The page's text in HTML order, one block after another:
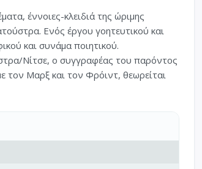
έννοιες-κλειδιά της ώριμης
Ενός έργου γοητευτικού και
και συνάμα ποιητικού.
Νίτσε, ο συγγραφέας του παρόντος
τον Μαρξ και τον Φρόιντ, θεωρείται